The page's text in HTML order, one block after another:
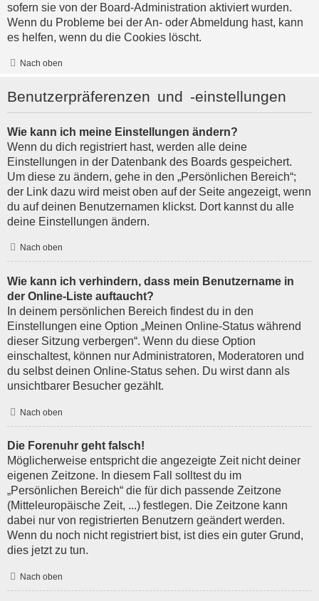
sofern sie von der Board-Administration aktiviert wurden.
Wenn du Probleme bei der An- oder Abmeldung hast, kann
es helfen, wenn du die Cookies löscht.
Nach oben
Benutzerpräferenzen und -einstellungen
Wie kann ich meine Einstellungen ändern?
Wenn du dich registriert hast, werden alle deine
Einstellungen in der Datenbank des Boards gespeichert.
Um diese zu ändern, gehe in den „Persönlichen Bereich“;
der Link dazu wird meist oben auf der Seite angezeigt, wenn
du auf deinen Benutzernamen klickst. Dort kannst du alle
deine Einstellungen ändern.
Nach oben
Wie kann ich verhindern, dass mein Benutzername in
der Online-Liste auftaucht?
In deinem persönlichen Bereich findest du in den
Einstellungen eine Option „Meinen Online-Status während
dieser Sitzung verbergen“. Wenn du diese Option
einschaltest, können nur Administratoren, Moderatoren und
du selbst deinen Online-Status sehen. Du wirst dann als
unsichtbarer Besucher gezählt.
Nach oben
Die Forenuhr geht falsch!
Möglicherweise entspricht die angezeigte Zeit nicht deiner
eigenen Zeitzone. In diesem Fall solltest du im
„Persönlichen Bereich“ die für dich passende Zeitzone
(Mitteleuropäische Zeit, ...) festlegen. Die Zeitzone kann
dabei nur von registrierten Benutzern geändert werden.
Wenn du noch nicht registriert bist, ist dies ein guter Grund,
dies jetzt zu tun.
Nach oben